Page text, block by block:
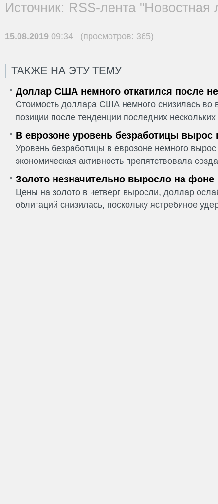
Источник: RSS-лента "Новостная
15.08.2019 09:34 (просмотров: 365)
ТАКЖЕ НА ЭТУ ТЕМУ
Доллар США немного откатился после
Стоимость доллара США немного снизилась во
позиции после тенденции последних
В еврозоне уровень безработицы вырос
Уровень безработицы в еврозоне немного
экономическая активность препятствовала
Золото незначительно выросло на фоне
Цены на золото в четверг выросли, доллар
облигаций снизилась, поскольку ястребиное